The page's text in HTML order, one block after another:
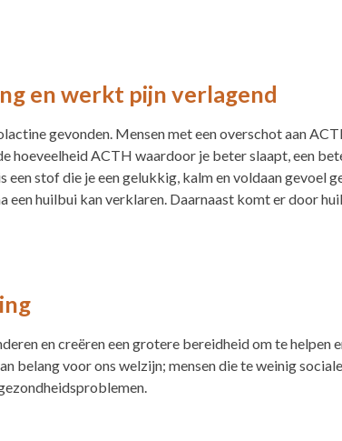
en werkt pijn verlagend
gevonden. Mensen met een overschot aan
hoeveelheid ACTH waardoor je beter slaapt, een
een stof die je een gelukkig, kalm en voldaan gevoel
een huilbui kan verklaren. Daarnaast komt er door
en creëren een grotere bereidheid om te helpen
belang voor ons welzijn; mensen die te weinig